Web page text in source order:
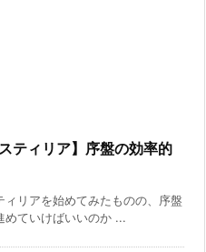
ティリア】序盤の効率的
ィリアを始めてみたものの、序盤
めていけばいいのか ...